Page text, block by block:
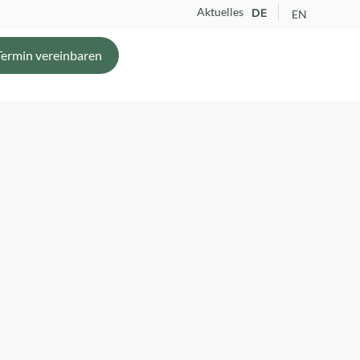
Aktuelles DE EN
vereinbaren